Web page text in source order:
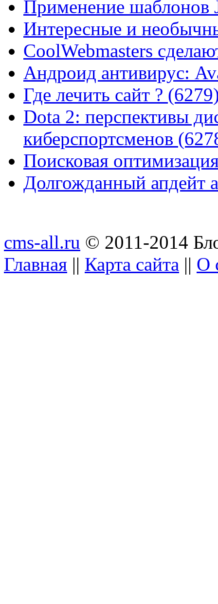
Применение шаблонов
Интересные и
CoolWebmasters
Андроид антивирус:
Где лечить сайт ?
Dota 2: перспективы
киберспортсменов
Поисковая
Долгожданный апдейт
cms-all.ru © 2011-2014
Главная || Карта сайта || О